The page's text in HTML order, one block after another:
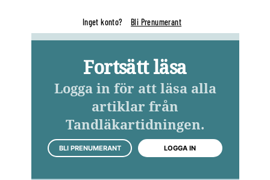
Inget konto? Bli Prenumerant
Fortsätt läsa
Logga in för att läsa alla
artiklar från
Tandläkartidningen.
BLI PRENUMERANT LOGGA IN